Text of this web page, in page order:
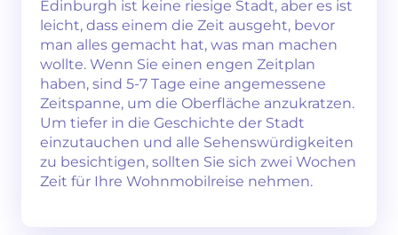
Edinburgh ist keine riesige Stadt, aber es ist
leicht, dass einem die Zeit ausgeht, bevor
man alles gemacht hat, was man machen
wollte. Wenn Sie einen engen Zeitplan
haben, sind 5-7 Tage eine angemessene
Zeitspanne, um die Oberfläche anzukratzen.
Um tiefer in die Geschichte der Stadt
einzutauchen und alle Sehenswürdigkeiten
zu besichtigen, sollten Sie sich zwei Wochen
Zeit für Ihre Wohnmobilreise nehmen.